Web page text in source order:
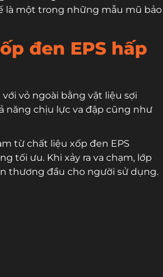
là một trong những mẫu mũ bảo
đen EPS hấp
vỏ ngoài bằng vật liệu sợi
năng chịu lực va đập cũng như
từ chất liệu xốp đen EPS
tối ưu. Khi xảy ra va chạm, lớp
thương đầu cho người sử dụng.